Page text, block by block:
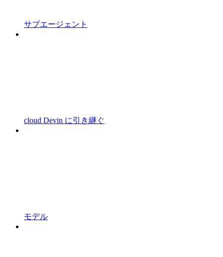
サブエージェント
cloud Devin に引き継ぐ
モデル